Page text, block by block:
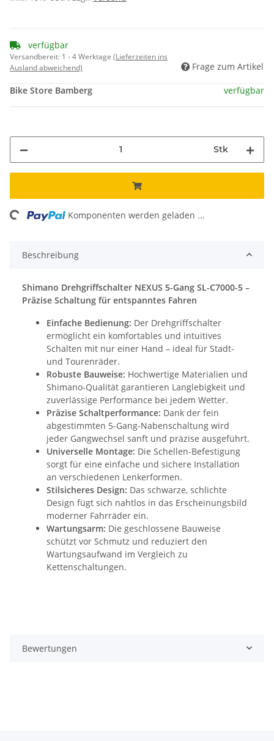
verfügbar
Versandbereit: 1 - 4 Werktage (Lieferzeiten ins
Ausland abweichend)
Frage zum Artikel
Bike Store Bamberg verfügbar
Stk
Komponenten werden geladen ...
Beschreibung
Shimano Drehgriffschalter NEXUS 5-Gang SL-C7000-5 –
Präzise Schaltung für entspanntes Fahren
Einfache Bedienung: Der Drehgriffschalter
ermöglicht ein komfortables und intuitives
Schalten mit nur einer Hand – ideal für Stadt-
und Tourenräder.
Robuste Bauweise: Hochwertige Materialien und
Shimano-Qualität garantieren Langlebigkeit und
zuverlässige Performance bei jedem Wetter.
Präzise Schaltperformance: Dank der fein
abgestimmten 5-Gang-Nabenschaltung wird
jeder Gangwechsel sanft und präzise ausgeführt.
Universelle Montage: Die Schellen-Befestigung
sorgt für eine einfache und sichere Installation
an verschiedenen Lenkerformen.
Stilsicheres Design: Das schwarze, schlichte
Design fügt sich nahtlos in das Erscheinungsbild
moderner Fahrräder ein.
Wartungsarm: Die geschlossene Bauweise
schützt vor Schmutz und reduziert den
Wartungsaufwand im Vergleich zu
Kettenschaltungen.
Bewertungen